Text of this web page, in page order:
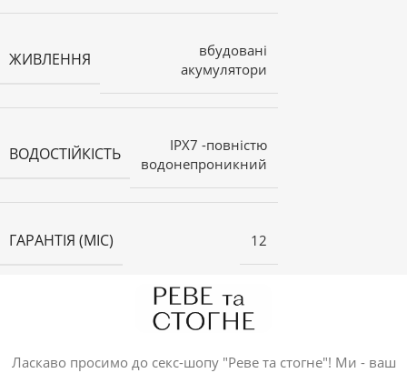
ЖИВЛЕННЯ
вбудовані
акумулятори
ВОДОСТІЙКІСТЬ
IPX7 -повністю
водонепроникний
ГАРАНТІЯ (МІС) 12
Ласкаво просимо до секс-шопу "Реве та стогне"! Ми - ваш